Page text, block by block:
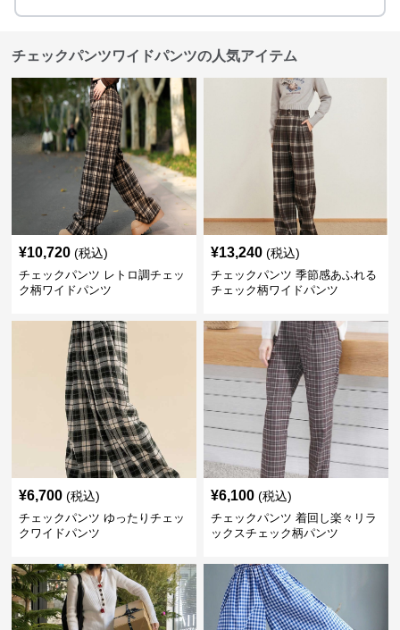
チェックパンツワイドパンツの人気アイテム
¥10,720 (税込)
チェックパンツ レトロ調チェッ
ク柄ワイドパンツ
¥13,240 (税込)
チェックパンツ 季節感あふれる
チェック柄ワイドパンツ
¥6,700 (税込)
チェックパンツ ゆったりチェッ
クワイドパンツ
¥6,100 (税込)
チェックパンツ 着回し楽々リラ
ックスチェック柄パンツ